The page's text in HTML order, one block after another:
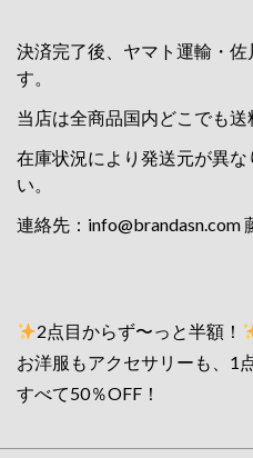
決済完了後、ヤマト運輸・
す。
当店は全商品国内どこでも送
在庫状況により発送元が異
い。
連絡先： info@brandasn.com
2点目からず〜っと半額！
お洋服もアクセサリーも、1
すべて50％OFF！